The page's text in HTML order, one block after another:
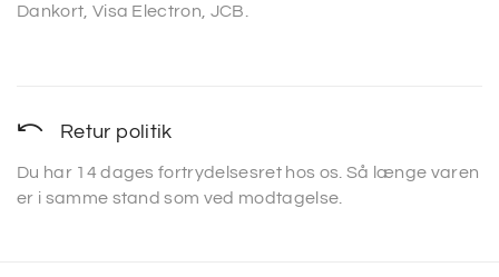
Dankort, Visa Electron, JCB.
Retur politik
Du har 14 dages fortrydelsesret hos os. Så længe varen
er i samme stand som ved modtagelse.